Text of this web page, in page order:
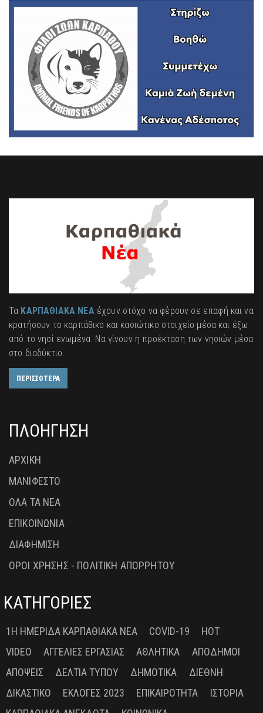
Τα ΚΑΡΠΑΘΙΑΚΑ ΝΕΑέχουν στόχο να φέρουν σε επαφή και να
κρατήσουν το καρπάθικο και κασιώτικο στοιχείο μέσα και έξω
από το νησί ενωμένα. Να γίνουν η προέκταση των νησιών μέσα
στο διαδύκτιο.
ΠΕΡΙΣΣΟΤΕΡΑ
ΠΛΟΗΓΗΣΗ
ΑΡΧΙΚΗ
ΜΑΝΙΦΕΣΤΟ
ΟΛΑ ΤΑ ΝΕΑ
ΕΠΙΚΟΙΝΩΝΙΑ
ΔΙΑΦΗΜΙΣΗ
ΟΡΟΙ ΧΡΗΣΗΣ - ΠΟΛΙΤΙΚΗ ΑΠΟΡΡΗΤΟΥ
ΚΑΤΗΓΟΡΙΕΣ
1Η ΗΜΕΡΊΔΑ ΚΑΡΠΑΘΙΑΚΆ ΝΈΑ COVID-19
HOT
VIDEO
ΑΓΓΕΛΊΕΣ ΕΡΓΑΣΊΑΣ ΑΘΛΗΤΙΚΆ
ΑΠΌΔΗΜΟΙ
ΑΠΌΨΕΙΣ
ΔΕΛΤΊΑ ΤΎΠΟΥ ΔΗΜΟΤΙΚΆ
ΔΙΕΘΝΉ
ΔΙΚΑΣΤΙΚΌ
ΕΚΛΟΓΈΣ 2023 ΕΠΙΚΑΙΡΌΤΗΤΑ
ΙΣΤΟΡΊΑ